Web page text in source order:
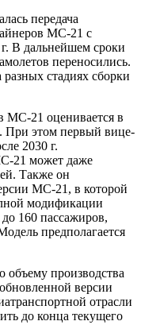
передача
МС-21 с
В дальнейшем сроки
переносились.
стадиях сборки
МС-21 оценивается в
При этом первый вице-
2030 г.
21 может даже
Также он
МС-21, в которой
модификации
160 пассажиров,
предполагается
объему производства
версии
отрасли
до конца текущего